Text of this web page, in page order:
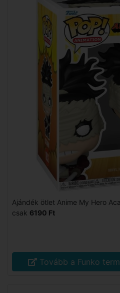
Ajándék ötlet Anime My Hero
csak 6190 Ft
Tovább a Funko